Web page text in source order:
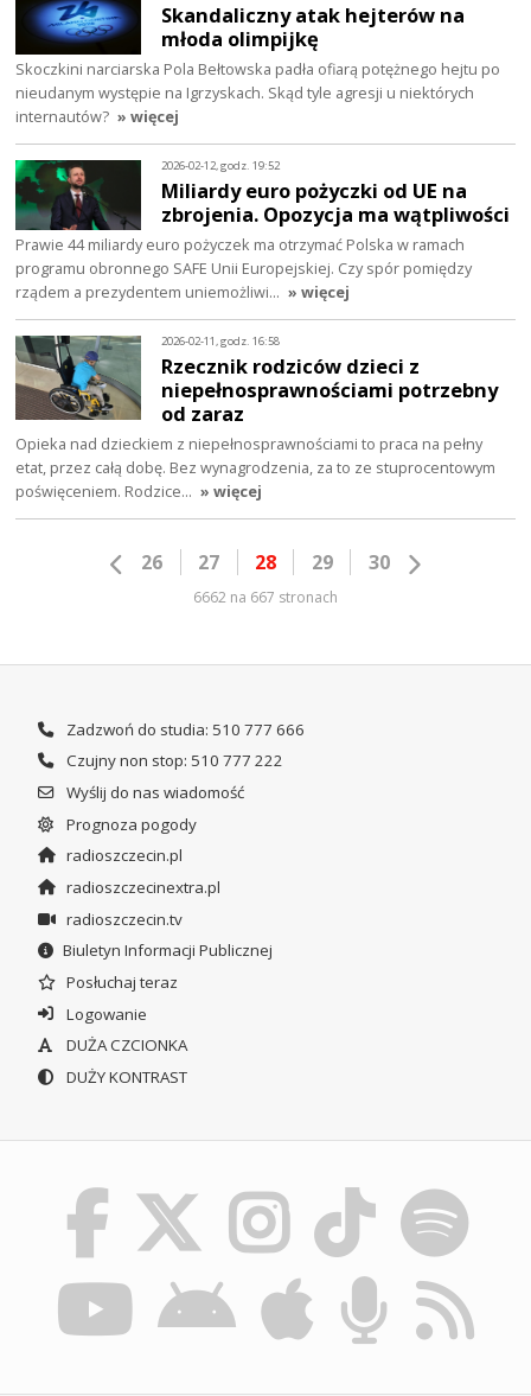
Skandaliczny atak hejterów na
młoda olimpijkę
Skoczkini narciarska Pola Bełtowska padła ofiarą potężnego hejtu po
nieudanym występie na Igrzyskach. Skąd tyle agresji u niektórych
internautów? » więcej
2026-02-12, godz. 19:52
Miliardy euro pożyczki od UE na
zbrojenia. Opozycja ma wątpliwości
Prawie 44 miliardy euro pożyczek ma otrzymać Polska w ramach
programu obronnego SAFE Unii Europejskiej. Czy spór pomiędzy
rządem a prezydentem uniemożliwi… » więcej
2026-02-11, godz. 16:58
Rzecznik rodziców dzieci z
niepełnosprawnościami potrzebny
od zaraz
Opieka nad dzieckiem z niepełnosprawnościami to praca na pełny
etat, przez całą dobę. Bez wynagrodzenia, za to ze stuprocentowym
poświęceniem. Rodzice… » więcej
26 27 28 29 30
6662 na 667 stronach
Zadzwoń do studia: 510 777 666
Czujny non stop: 510 777 222
Wyślij do nas wiadomość
Prognoza pogody
radioszczecin.pl
radioszczecinextra.pl
radioszczecin.tv
Biuletyn Informacji Publicznej
Posłuchaj teraz
Logowanie
DUŻA CZCIONKA
DUŻY KONTRAST